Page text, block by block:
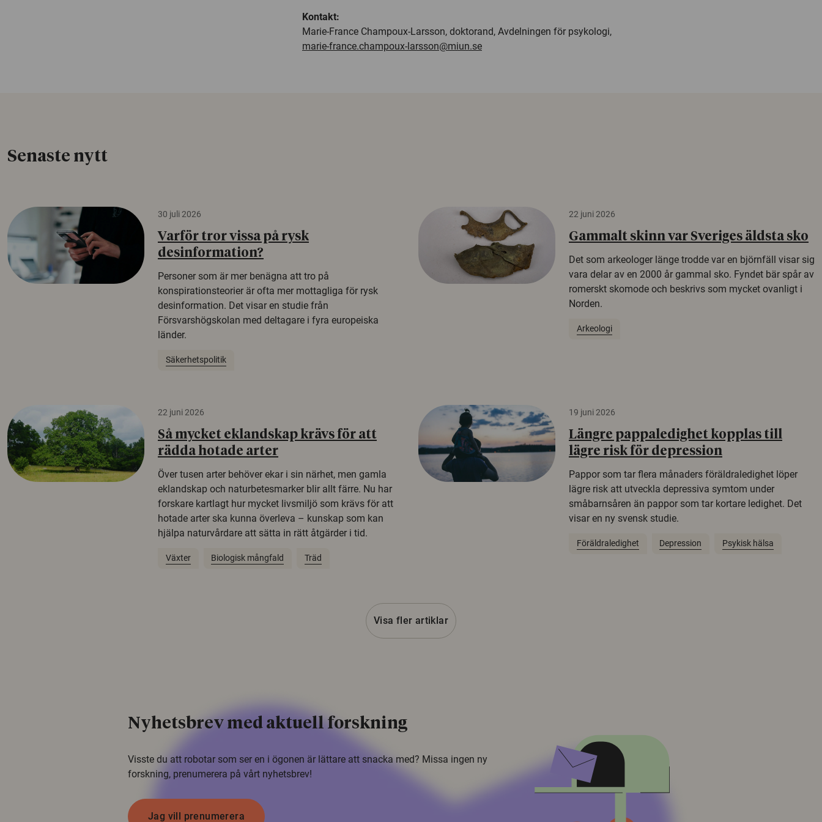
Kontakt:
Marie-France Champoux-Larsson, doktorand, Avdelningen för psykologi,
marie-france.champoux-larsson@miun.se
Senaste nytt
30 juli 2026
Varför tror vissa på rysk
desinformation?
Personer som är mer benägna att tro på
konspirationsteorier är ofta mer mottagliga för rysk
desinformation. Det visar en studie från
Försvarshögskolan med deltagare i fyra europeiska
länder.
Säkerhetspolitik
22 juni 2026
Gammalt skinn var Sveriges äldsta sko
Det som arkeologer länge trodde var en björnfäll visar sig
vara delar av en 2000 år gammal sko. Fyndet bär spår av
romerskt skomode och beskrivs som mycket ovanligt i
Norden.
Arkeologi
22 juni 2026
Så mycket eklandskap krävs för att
rädda hotade arter
Över tusen arter behöver ekar i sin närhet, men gamla
eklandskap och naturbetesmarker blir allt färre. Nu har
forskare kartlagt hur mycket livsmiljö som krävs för att
hotade arter ska kunna överleva – kunskap som kan
hjälpa naturvårdare att sätta in rätt åtgärder i tid.
Växter Biologisk mångfald Träd
19 juni 2026
Längre pappaledighet kopplas till
lägre risk för depression
Pappor som tar flera månaders föräldraledighet löper
lägre risk att utveckla depressiva symtom under
småbarnsåren än pappor som tar kortare ledighet. Det
visar en ny svensk studie.
Föräldraledighet Depression Psykisk hälsa
Visa fler artiklar
Nyhetsbrev med aktuell forskning
Visste du att robotar som ser en i ögonen är lättare att snacka med? Missa ingen ny
forskning, prenumerera på vårt nyhetsbrev!
Jag vill prenumerera